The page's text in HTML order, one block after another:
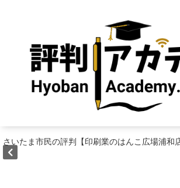
さいたま市民の評判【印刷業のはんこ広場浦和